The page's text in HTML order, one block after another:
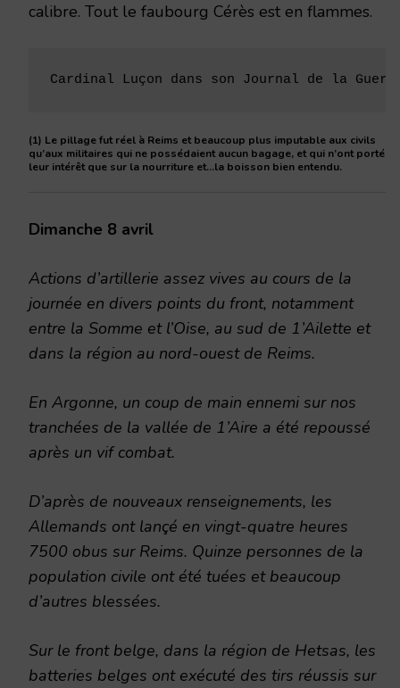
calibre. Tout le faubourg Cérès est en flam­mes.
Cardinal Luçon dans son Journal de la
(1) Le pillage fut réel à Reims et beaucoup plus imputable aux civils
qu’aux militaires qui ne possédaient aucun bagage, et qui n’ont porté
leur intérêt que sur la nourriture et…la boisson bien entendu.
Dimanche 8 avril
Actions d’artillerie assez vives au cours de la
journée en divers points du front, notamment
entre la Somme et l’Oise, au sud de 1’Ailette et
dans la région au nord-ouest de Reims.
En Argonne, un coup de main ennemi sur nos
tranchées de la vallée de 1’Aire a été repoussé
après un vif combat.
D’après de nouveaux renseignements, les
Allemands ont lançé en vingt-quatre heures
7500 obus sur Reims. Quinze personnes de la
population civile ont été tuées et beaucoup
d’autres blessées.
Sur le front belge, dans la région de Hetsas, les
batteries belges ont exécuté des tirs réussis sur